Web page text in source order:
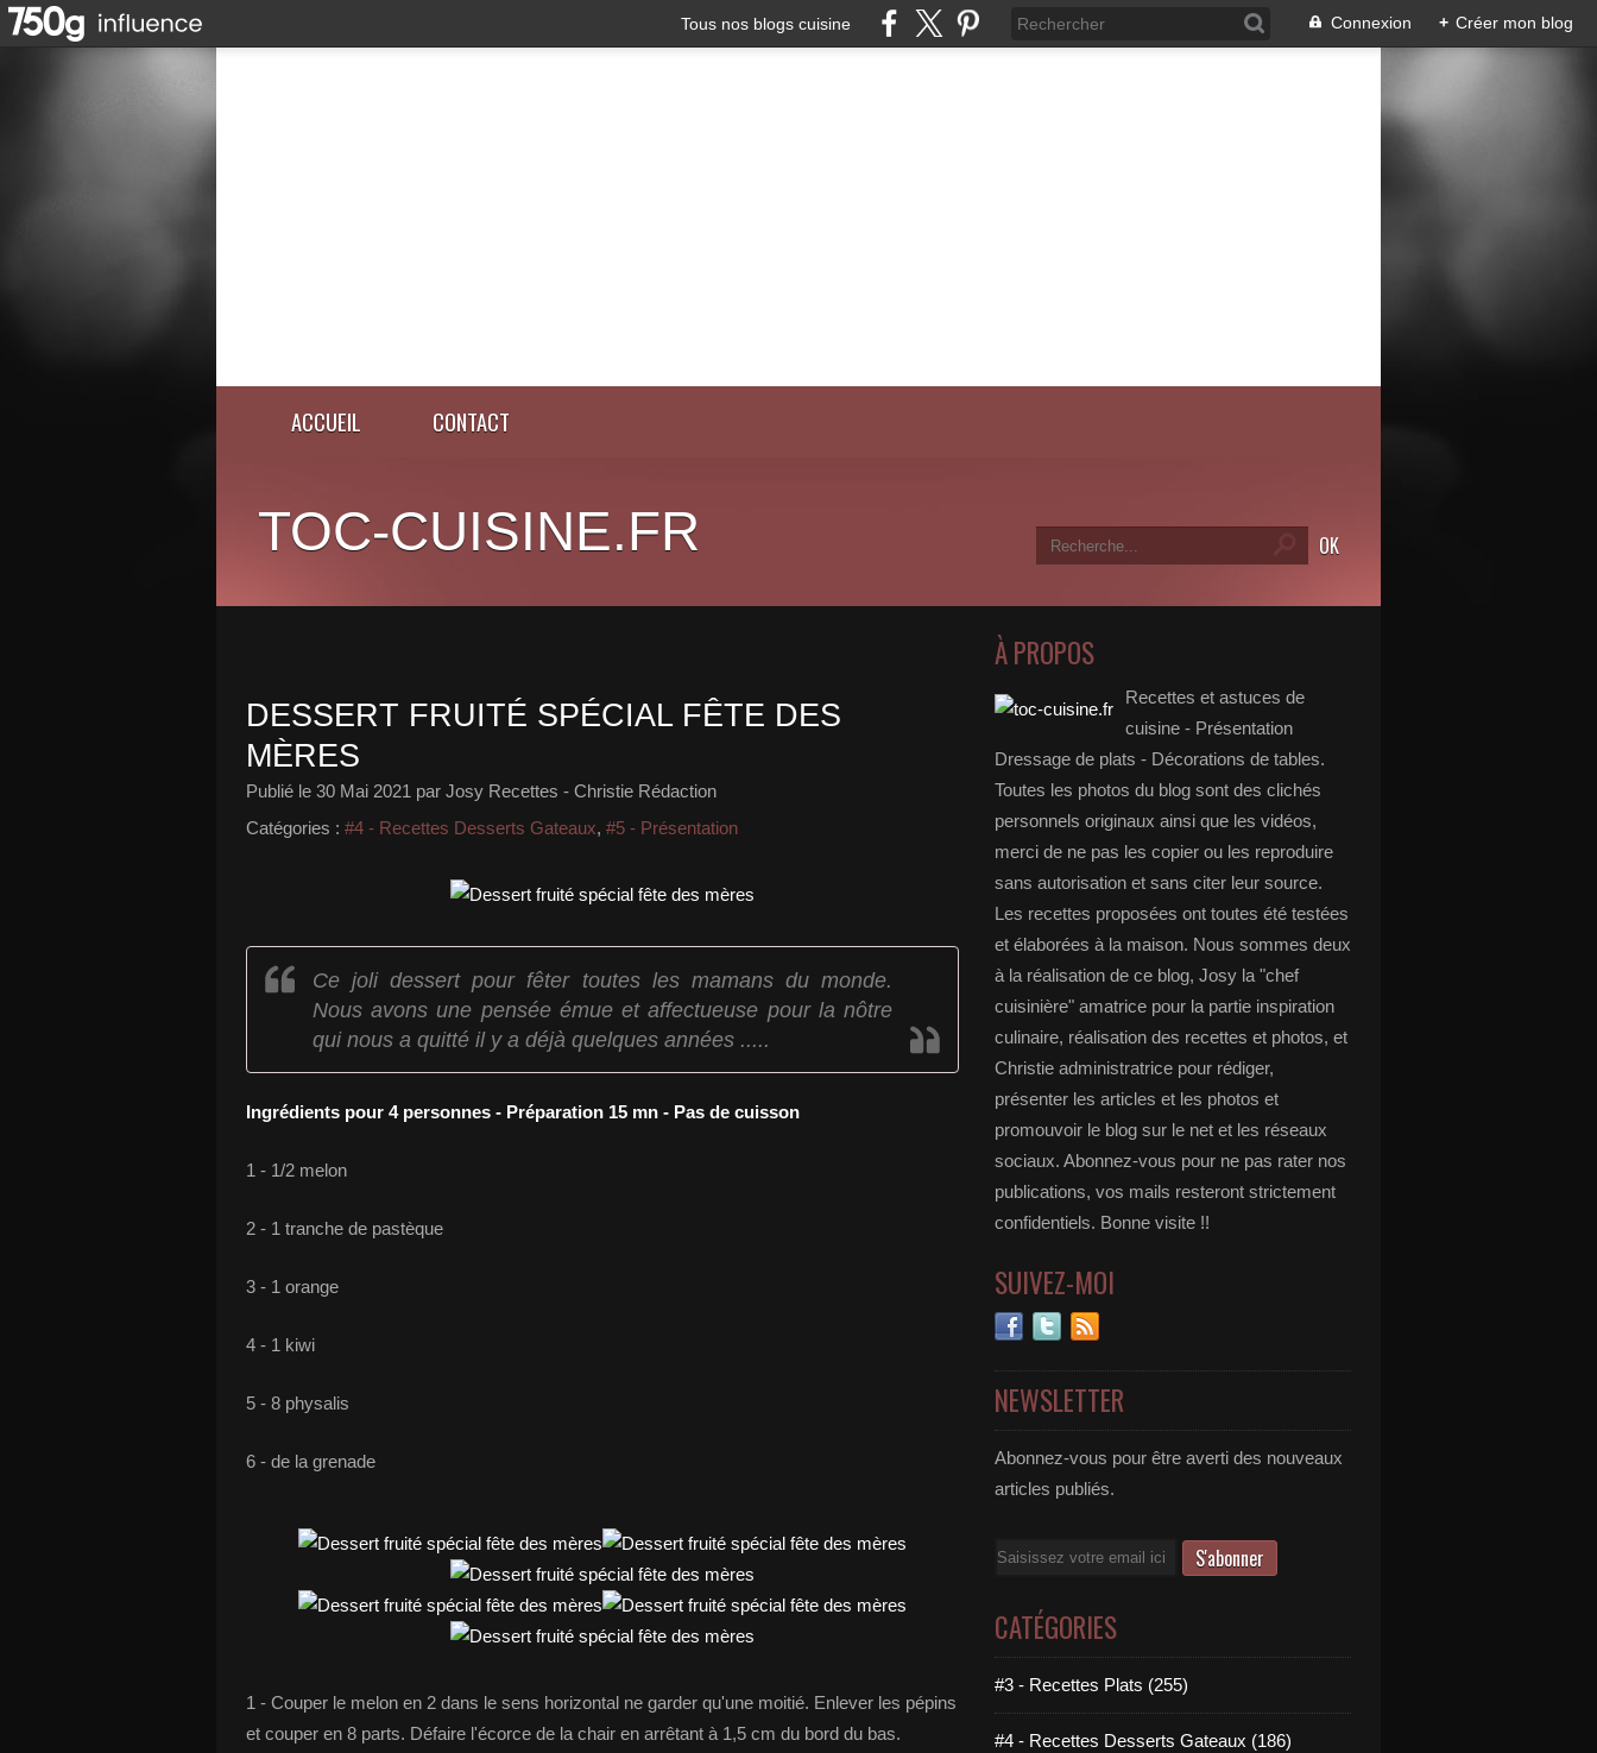
Tous nos blogs cuisine Connexion + Créer mon blog
ACCUEIL CONTACT
TOC-CUISINE.FR
DESSERT FRUITÉ SPÉCIAL FÊTE DES
MÈRES
Publié le 30 Mai 2021 par Josy Recettes - Christie Rédaction
Catégories : #4 - Recettes Desserts Gateaux, #5 - Présentation
Ce joli dessert pour fêter toutes les mamans du monde.
Nous avons une pensée émue et affectueuse pour la nôtre
qui nous a quitté il y a déjà quelques années .....
Ingrédients pour 4 personnes - Préparation 15 mn - Pas de cuisson
1 - 1/2 melon
2 - 1 tranche de pastèque
3 - 1 orange
4 - 1 kiwi
5 - 8 physalis
6 - de la grenade
1 - Couper le melon en 2 dans le sens horizontal ne garder qu'une moitié. Enlever les pépins
et couper en 8 parts. Défaire l'écorce de la chair en arrêtant à 1,5 cm du bord du bas.
À PROPOS
Recettes et astuces de
cuisine - Présentation
Dressage de plats - Décorations de tables.
Toutes les photos du blog sont des clichés
personnels originaux ainsi que les vidéos,
merci de ne pas les copier ou les reproduire
sans autorisation et sans citer leur source.
Les recettes proposées ont toutes été testées
et élaborées à la maison. Nous sommes deux
à la réalisation de ce blog, Josy la "chef
cuisinière" amatrice pour la partie inspiration
culinaire, réalisation des recettes et photos, et
Christie administratrice pour rédiger,
présenter les articles et les photos et
promouvoir le blog sur le net et les réseaux
sociaux. Abonnez-vous pour ne pas rater nos
publications, vos mails resteront strictement
confidentiels. Bonne visite !!
SUIVEZ-MOI
NEWSLETTER
Abonnez-vous pour être averti des nouveaux
articles publiés.
Email
CATÉGORIES
#3 - Recettes Plats (255)
#4 - Recettes Desserts Gateaux (186)